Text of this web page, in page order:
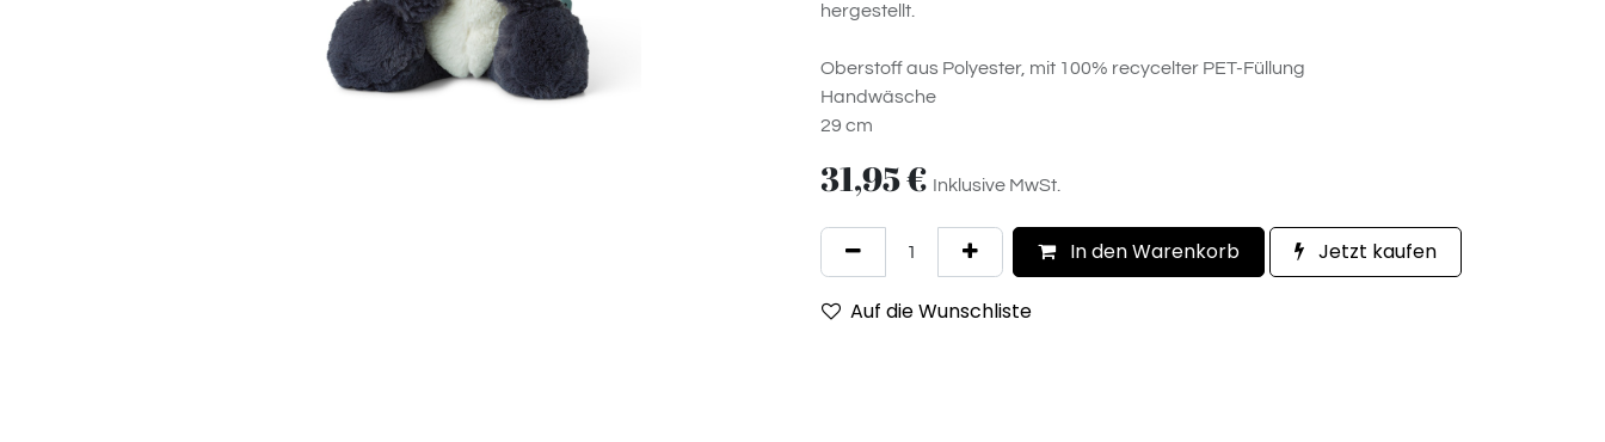
hergestellt.
Oberstoff aus Polyester, mit 100% recycelter PET-Füllung
Handwäsche
29 cm
31,95€ Inklusive MwSt.
In den Warenkorb Jetzt kaufen
Auf die Wunschliste